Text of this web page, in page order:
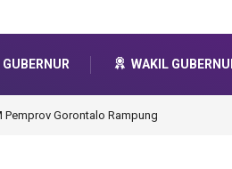
GUBERNUR WAKIL
Ikut Dukung Program SMA Unggul